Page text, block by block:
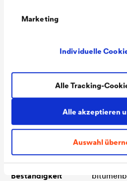
Marketing
Individuelle
Alle akzeptieren
Auswahl
Alle Tracking-
495-5)
-40 °C,
(EN 1928, Verfahren
B)
Brandverhalten (EN
13501-1)
Beständigkeit